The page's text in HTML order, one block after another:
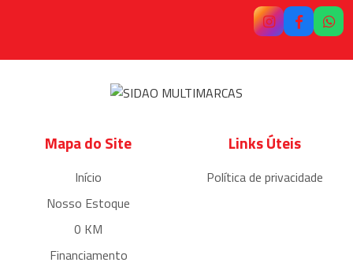
Mapa do Site
Início
Nosso Estoque
0 KM
Financiamento
Links Úteis
Política de privacidade